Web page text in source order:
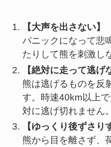
【大声を出さない】
パニックになって悲
たりして熊を刺激し
【絶対に走って逃げ
熊は逃げるものを反
す。時速40km以上
対に逃げ切れません。
【ゆっくり後ずさり
熊から目を離さず、